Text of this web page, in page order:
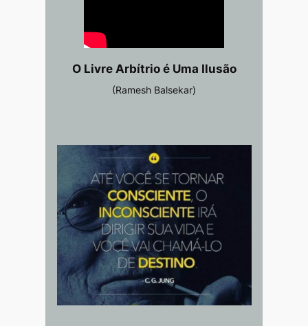
O Livre Arbítrio é Uma Ilusão
(Ramesh Balsekar)